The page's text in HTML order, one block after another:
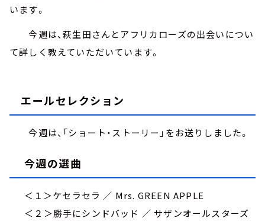
います。
今週は、萩生田さんとアフリカローズの出会いについ
て詳しく教えていただいています。
エールセレクション
今週は、「ショート・ストーリー」をお送りしました。
今週の選曲
＜１＞ケセラセラ ／ Mrs. GREEN APPLE
＜２＞勝手にシンドバッド ／ サザンオールスターズ